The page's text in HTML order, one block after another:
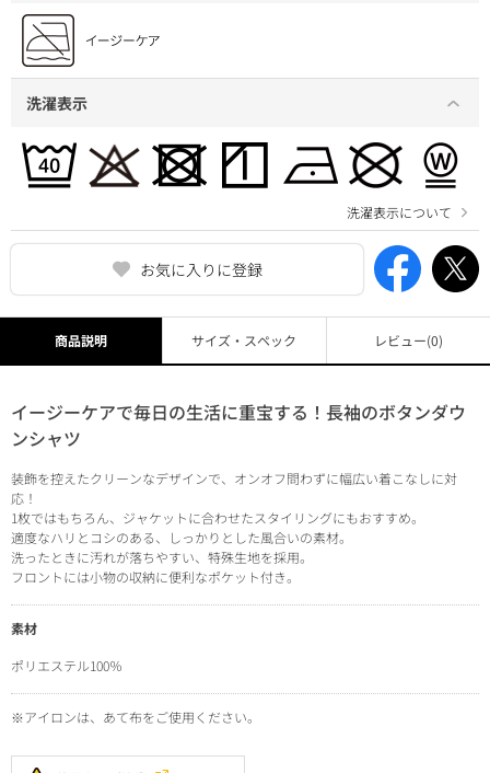
お気に入りに登録
洗濯表示
洗濯表示について
商品説明
イージーケアで毎日の生活に重宝する！長袖のボタンダウ
ンシャツ
装飾を控えたクリーンなデザインで、オンオフ問わずに幅広い着こなしに対
応！
1枚ではもちろん、ジャケットに合わせたスタイリングにもおすすめ。
適度なハリとコシのある、しっかりとした風合いの素材。
洗ったときに汚れが落ちやすい、特殊生地を採用。
フロントには小物の収納に便利なポケット付き。
素材
ポリエステル100％
※アイロンは、あて布をご使用ください。
サイズ・スペック レビュー(0)